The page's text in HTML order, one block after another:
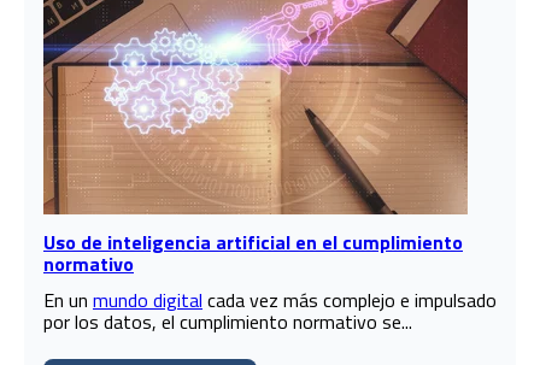
Uso de inteligencia artificial en el cumplimiento
normativo
En un mundo digital cada vez más complejo e impulsado
por los datos, el cumplimiento normativo se...